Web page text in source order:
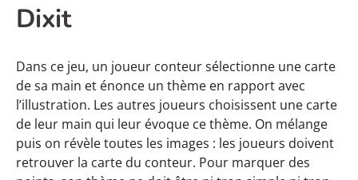
Dixit
Dans ce jeu, un joueur conteur sélectionne une carte
de sa main et énonce un thème en rapport avec
l’illustration. Les autres joueurs choisissent une carte
de leur main qui leur évoque ce thème. On mélange
puis on révèle toutes les images : les joueurs doivent
retrouver la carte du conteur. Pour marquer des